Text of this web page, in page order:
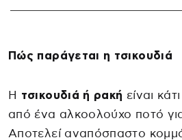
Πώς παράγεται η τσικουδιά
Η τσικουδιά ή ρακή είναι
από ένα αλκοολούχο ποτό
Αποτελεί αναπόσπαστο